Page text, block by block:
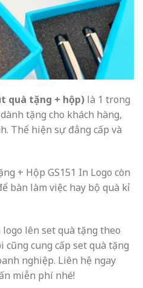
quà tặng + hộp) là 1 trong
tặng cho khách hàng,
Thể hiện sự đẳng cấp và
+ Hộp GS151 In Logo còn
bàn làm việc hay bộ quà kỉ
lên set quà tặng theo
cũng cung cấp set quà tặng
nghiệp. Liên hệ ngay
miễn phí nhé!